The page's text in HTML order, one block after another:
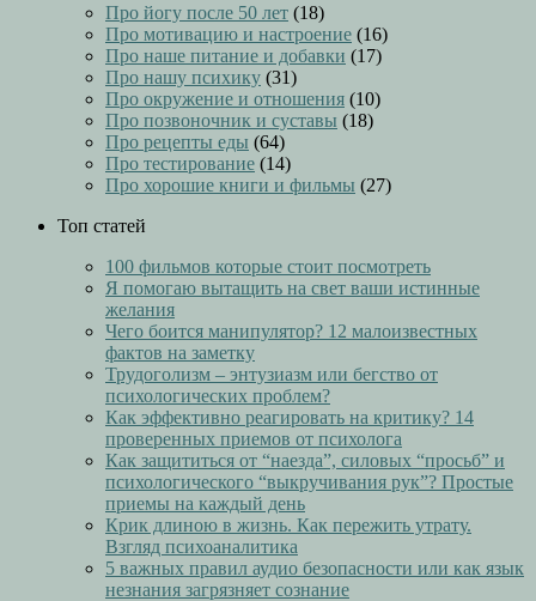
Про йогу после 50 лет (18)
Про мотивацию и настроение (16)
Про наше питание и добавки (17)
Про нашу психику (31)
Про окружение и отношения (10)
Про позвоночник и суставы (18)
Про рецепты еды (64)
Про тестирование (14)
Про хорошие книги и фильмы (27)
Топ статей
100 фильмов которые стоит посмотреть
Я помогаю вытащить на свет ваши истинные
желания
Чего боится манипулятор? 12 малоизвестных
фактов на заметку
Трудоголизм – энтузиазм или бегство от
психологических проблем?
Как эффективно реагировать на критику? 14
проверенных приемов от психолога
Как защититься от “наезда”, силовых “просьб” и
психологического “выкручивания рук”? Простые
приемы на каждый день
Крик длиною в жизнь. Как пережить утрату.
Взгляд психоаналитика
5 важных правил аудио безопасности или как язык
незнания загрязняет сознание